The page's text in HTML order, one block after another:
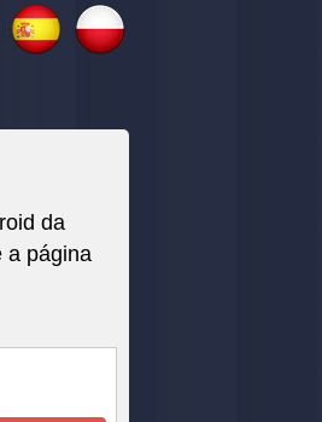
da
a página